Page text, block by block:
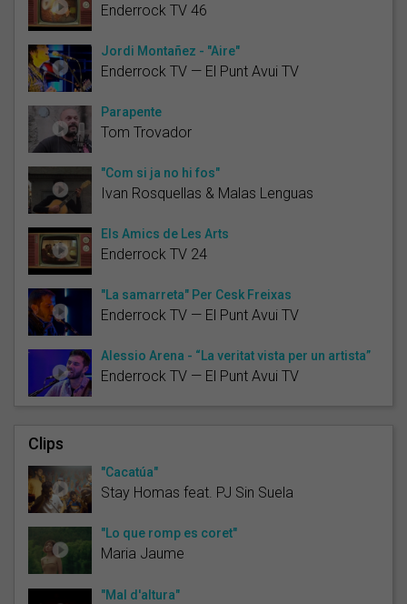
Enderrock TV 46
Jordi Montañez - "Aire"
Enderrock TV — El Punt Avui TV
Parapente
Tom Trovador
"Com si ja no hi fos"
Ivan Rosquellas & Malas Lenguas
Els Amics de Les Arts
Enderrock TV 24
"La samarreta" Per Cesk Freixas
Enderrock TV — El Punt Avui TV
Alessio Arena - “La veritat vista per un artista”
Enderrock TV — El Punt Avui TV
Clips
"Cacatúa"
Stay Homas feat. PJ Sin Suela
"Lo que romp es coret"
Maria Jaume
"Mal d'altura"